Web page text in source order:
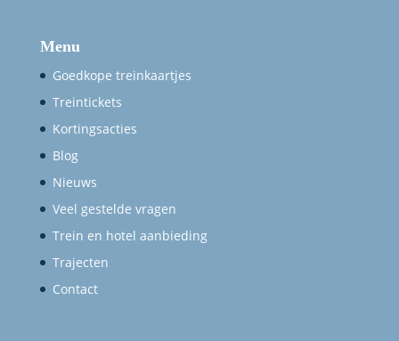
Menu
Goedkope treinkaartjes
Treintickets
Kortingsacties
Blog
Nieuws
Veel gestelde vragen
Trein en hotel aanbieding
Trajecten
Contact